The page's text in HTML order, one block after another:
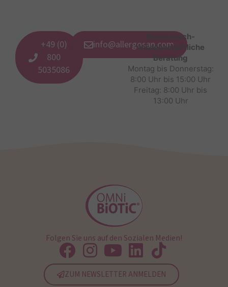
+49 (0)
800
5035086
info@allergosan.com
Medizinisch-
wissenschaftliche
Beratung
Montag bis Donnerstag:
8:00 Uhr bis 15:00 Uhr
Freitag: 8:00 Uhr bis
13:00 Uhr
Folgen Sie uns auf den Sozialen Medien!
ZUM NEWSLETTER ANMELDEN